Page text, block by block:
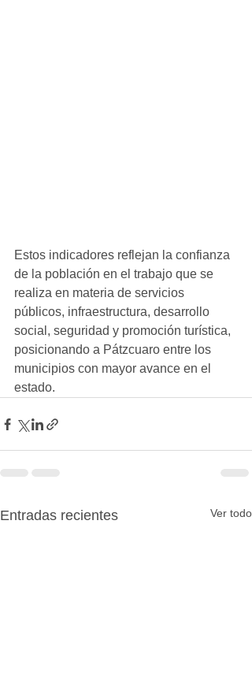
Estos indicadores reflejan la confianza
de la población en el trabajo que se
realiza en materia de servicios
públicos, infraestructura, desarrollo
social, seguridad y promoción turística,
posicionando a Pátzcuaro entre los
municipios con mayor avance en el
estado.
Entradas recientes Ver todo